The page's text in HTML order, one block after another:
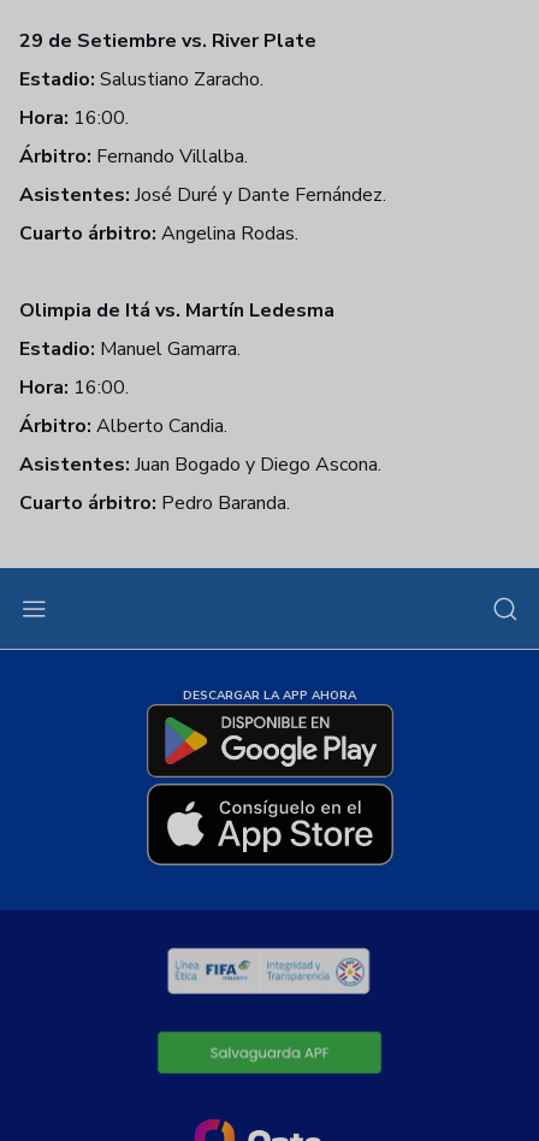
29 de Setiembre vs. River Plate
Estadio: Salustiano Zaracho.
Hora: 16:00.
Árbitro: Fernando Villalba.
Asistentes: José Duré y Dante Fernández.
Cuarto árbitro: Angelina Rodas.
Olimpia de Itá vs. Martín Ledesma
Estadio: Manuel Gamarra.
Hora: 16:00.
Árbitro: Alberto Candia.
Asistentes: Juan Bogado y Diego Ascona.
Cuarto árbitro: Pedro Baranda.
DESCARGAR LA APP AHORA